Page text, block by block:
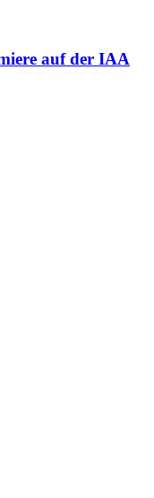
auf der IAA